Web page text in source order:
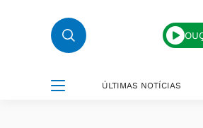
ÚLTIMAS NOTÍCIAS